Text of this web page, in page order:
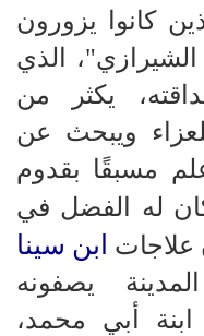
كانوا يزورون
الذي
يكثر من
ويبحث عن
مسبقًا بقدوم
له الفضل في
علاجات
ابن سينا
يصفونه
أبي محمد،